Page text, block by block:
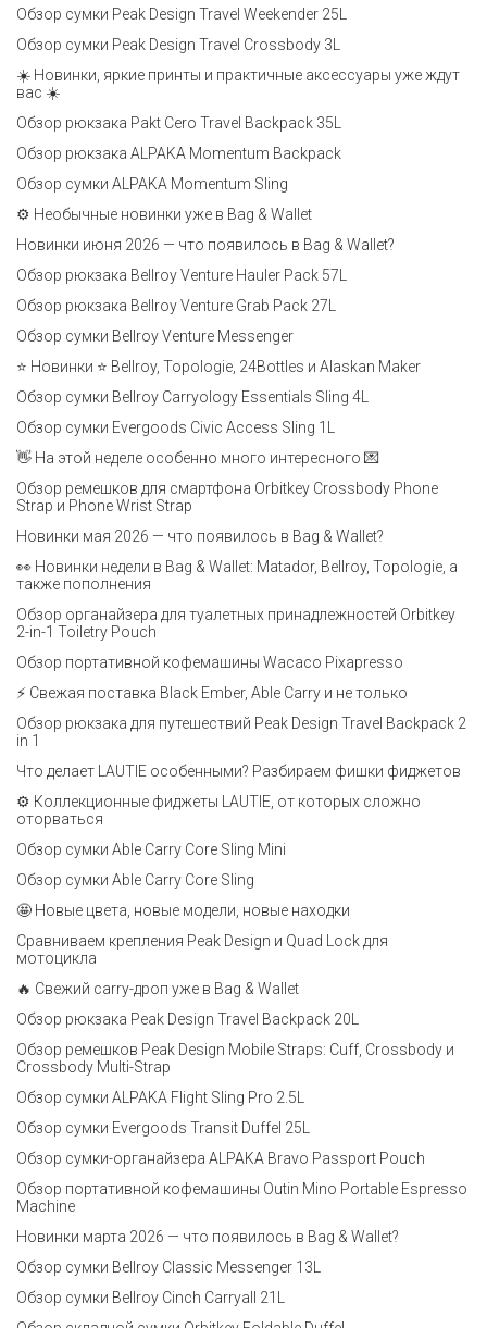
Обзор сумки Peak Design Travel Weekender 25L
Обзор сумки Peak Design Travel Crossbody 3L
☀️ Новинки, яркие принты и практичные аксессуары уже ждут
вас ☀️
Обзор рюкзака Pakt Cero Travel Backpack 35L
Обзор рюкзака ALPAKA Momentum Backpack
Обзор сумки ALPAKA Momentum Sling
⚙️ Необычные новинки уже в Bag & Wallet
Новинки июня 2026 — что появилось в Bag & Wallet?
Обзор рюкзака Bellroy Venture Hauler Pack 57L
Обзор рюкзака Bellroy Venture Grab Pack 27L
Обзор сумки Bellroy Venture Messenger
⭐ Новинки ⭐ Bellroy, Topologie, 24Bottles и Alaskan Maker
Обзор сумки Bellroy Carryology Essentials Sling 4L
Обзор сумки Evergoods Civic Access Sling 1L
👋 На этой неделе особенно много интересного 💌
Обзор ремешков для смартфона Orbitkey Crossbody Phone
Strap и Phone Wrist Strap
Новинки мая 2026 — что появилось в Bag & Wallet?
👀 Новинки недели в Bag & Wallet: Matador, Bellroy, Topologie, а
также пополнения
Обзор органайзера для туалетных принадлежностей Orbitkey
2-in-1 Toiletry Pouch
Обзор портативной кофемашины Wacaco Pixapresso
⚡ Свежая поставка Black Ember, Able Carry и не только
Обзор рюкзака для путешествий Peak Design Travel Backpack 2
in 1
Что делает LAUTIE особенными? Разбираем фишки фиджетов
⚙️ Коллекционные фиджеты LAUTIE, от которых сложно
оторваться
Обзор сумки Able Carry Core Sling Mini
Обзор сумки Able Carry Core Sling
🤩 Новые цвета, новые модели, новые находки
Сравниваем крепления Peak Design и Quad Lock для
мотоцикла
🔥 Свежий carry-дроп уже в Bag & Wallet
Обзор рюкзака Peak Design Travel Backpack 20L
Обзор ремешков Peak Design Mobile Straps: Cuff, Crossbody и
Crossbody Multi-Strap
Обзор сумки ALPAKA Flight Sling Pro 2.5L
Обзор сумки Evergoods Transit Duffel 25L
Обзор сумки-органайзера ALPAKA Bravo Passport Pouch
Обзор портативной кофемашины Outin Mino Portable Espresso
Machine
Новинки марта 2026 — что появилось в Bag & Wallet?
Обзор сумки Bellroy Classic Messenger 13L
Обзор сумки Bellroy Cinch Carryall 21L